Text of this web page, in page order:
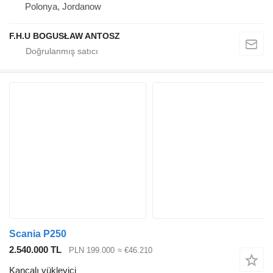
Polonya, Jordanow
F.H.U BOGUSŁAW ANTOSZ
Scania P250
2.540.000 TL
PLN 199.000 ≈ €46.210
Kancalı yükleyici